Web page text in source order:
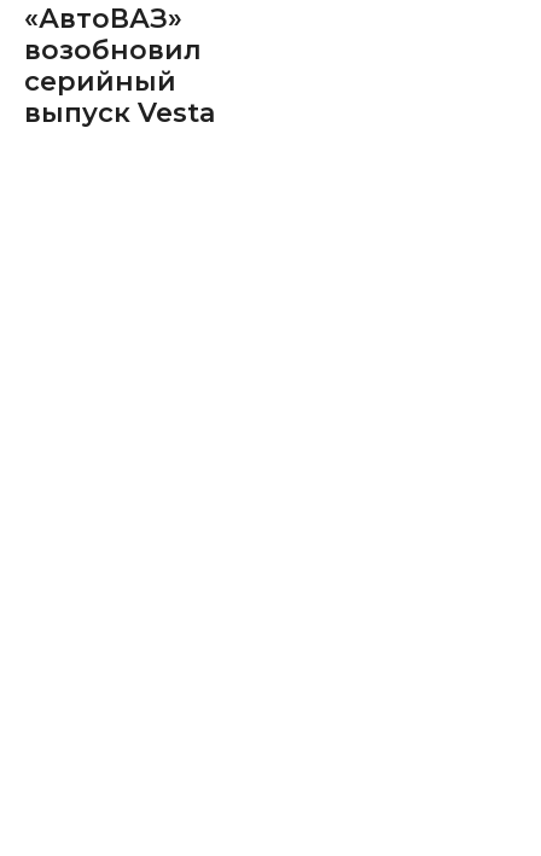
«АвтоВАЗ»
возобновил
серийный
выпуск Vesta